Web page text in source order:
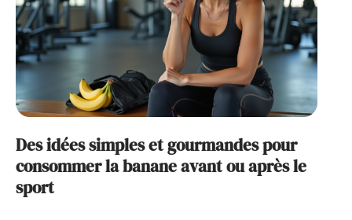
Des idées simples et gourmandes pour
consommer la banane avant ou après le
sport